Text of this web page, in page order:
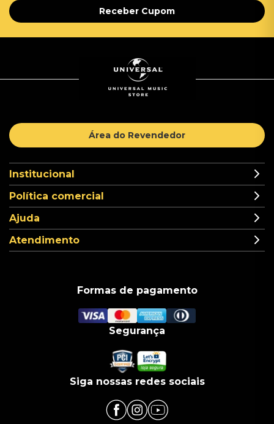
Receber Cupom
Área do Revendedor
Institucional
Política comercial
Ajuda
Atendimento
Formas de pagamento
Segurança
Siga nossas redes sociais